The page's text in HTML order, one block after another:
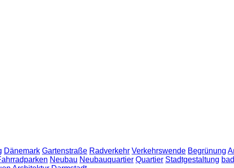
Dänemark Gartenstraße Radverkehr Verkehrswende Begrünung
Neubau Neubauquartier Quartier Stadtgestaltung